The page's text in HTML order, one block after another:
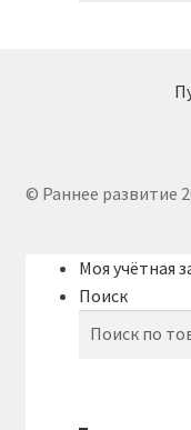
© Раннее развитие
Моя учётная
Поиск